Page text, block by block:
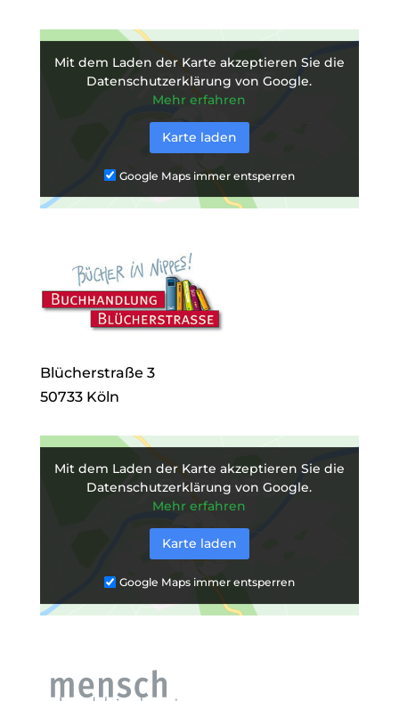
Mit dem Laden der Karte akzeptieren Sie die
Datenschutzerklärung von Google.
Mehr erfahren
Karte laden
Google Maps immer entsperren
Blücherstraße 3
50733 Köln
Mit dem Laden der Karte akzeptieren Sie die
Datenschutzerklärung von Google.
Mehr erfahren
Karte laden
Google Maps immer entsperren